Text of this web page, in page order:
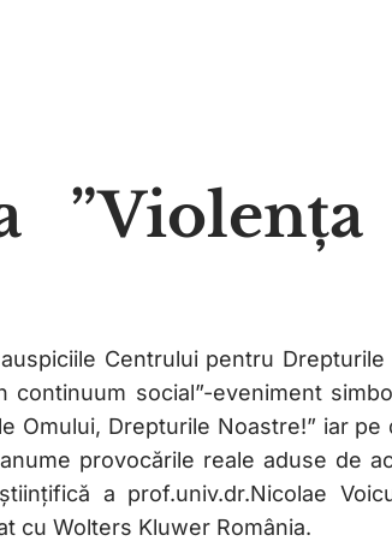
Centrului pentru
continuum social”-eveniment
Omului, Drepturile Noastre!” iar
provocările reale aduse de
a prof.univ.dr.Nicolae
cu Wolters Kluwer România.